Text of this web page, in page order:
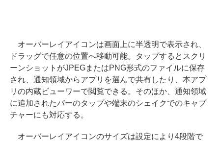
オーバーレイアイコンは画面上に半透明で表示され、
ドラッグで任意の位置へ移動可能。タップするとスクリ
ーンショットがJPEGまたはPNG形式のファイルに保存
され、通知領域からアプリを選んで共有したり、本アプ
リの内蔵ビューワーで閲覧できる。そのほか、通知領域
に追加されたバーのタップや端末のシェイクでのキャプ
チャーにも対応する。
オーバーレイアイコンのサイズは設定により4段階で